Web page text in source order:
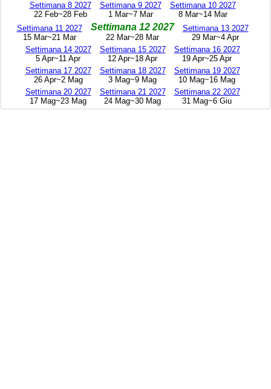
Settimana 8 2027
22 Feb~28 Feb
Settimana 9 2027
1 Mar~7 Mar
Settimana 10 2027
8 Mar~14 Mar
Settimana 11 2027
15 Mar~21 Mar
Settimana 12 2027
22 Mar~28 Mar
Settimana 13 2027
29 Mar~4 Apr
Settimana 14 2027
5 Apr~11 Apr
Settimana 15 2027
12 Apr~18 Apr
Settimana 16 2027
19 Apr~25 Apr
Settimana 17 2027
26 Apr~2 Mag
Settimana 18 2027
3 Mag~9 Mag
Settimana 19 2027
10 Mag~16 Mag
Settimana 20 2027
17 Mag~23 Mag
Settimana 21 2027
24 Mag~30 Mag
Settimana 22 2027
31 Mag~6 Giu